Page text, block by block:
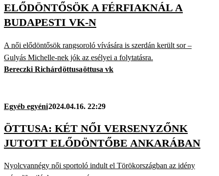
ELŐDÖNTŐSÖK A FÉRFIAKNÁL A
BUDAPESTI VK-N
A női elődöntősök rangsoroló vívására is szerdán került sor –
Gulyás Michelle-nek jók az esélyei a folytatásra.
Bereczki Richárdöttusaöttusa vk
Egyéb egyéni2024.04.16. 22:29
ÖTTUSA: KÉT NŐI VERSENYZŐNK
JUTOTT ELŐDÖNTŐBE ANKARÁBAN
Nyolcvannégy női sportoló indult el Törökországban az idény